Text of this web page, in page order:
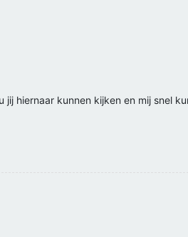
hiernaar kunnen kijken en mij snel